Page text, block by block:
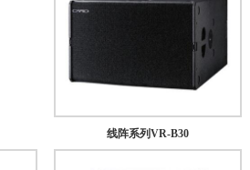
线阵系列VR-B30